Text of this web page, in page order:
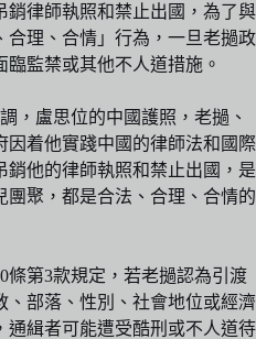
銷律師執照和禁止出國，為了與
合理、合情」行為，一旦老撾政
監禁或其他不人道措施。
，盧思位的中國護照，老撾、
因着他實踐中國的律師法和國際
銷他的律師執照和禁止出國，是
團聚，都是合法、合理、合情的
條第3款規定，若老撾認為引渡
部落、性別、社會地位或經濟
通緝者可能遭受酷刑或不人道待